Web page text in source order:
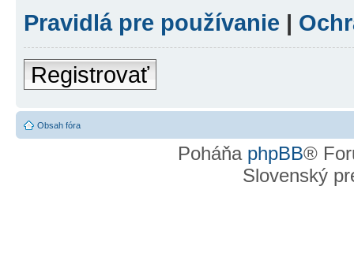
Pravidlá pre používanie |
Registrovať
Obsah fóra
Poháňa phpBB®
Slovenský